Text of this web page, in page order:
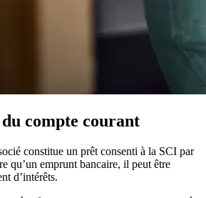
compte courant
constitue un prêt consenti à la SCI par
qu’un emprunt bancaire, il peut être
d’intérêts.